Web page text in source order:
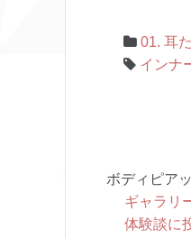
01. 耳
インナ
ボディピア
ギャラリ
体験談に